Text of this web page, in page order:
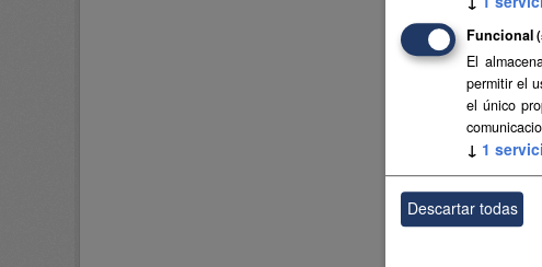
SIPU PDF
Canarias y
SIPU PDF
Funcional
El
permitir el
el único
↓ 1
Descartar todas